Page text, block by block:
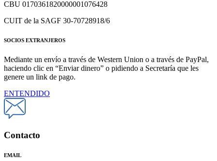
CBU 0170361820000001076428
CUIT de la SAGF 30-70728918/6
SOCIOS EXTRANJEROS
Mediante un envío a través de Western Union o a través de PayPal,
haciendo clic en “Enviar dinero” o pidiendo a Secretaría que les
genere un link de pago.
ENTENDIDO
Contacto
EMAIL